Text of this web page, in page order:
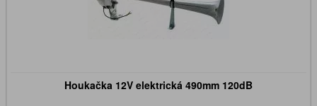
Houkačka 12V elektrická 490mm 120dB